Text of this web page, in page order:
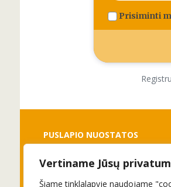
Vertiname Jūsų
Šiame tinklalapyje naudojame
Prisiminti
PUSLAPIO NUOSTATOS
Slapukai
Privatumo politika